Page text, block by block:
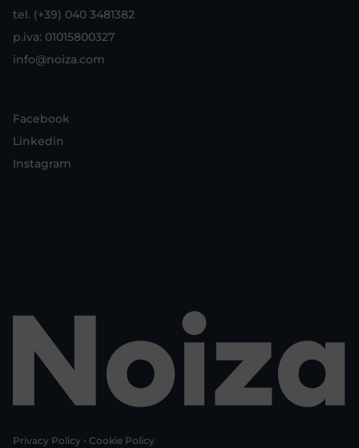
tel. (+39) 040 3481382
p.iva: 01015800327
info@noiza.com
Facebook
Linkedin
Instagram
Privacy Policy • Cookie Policy